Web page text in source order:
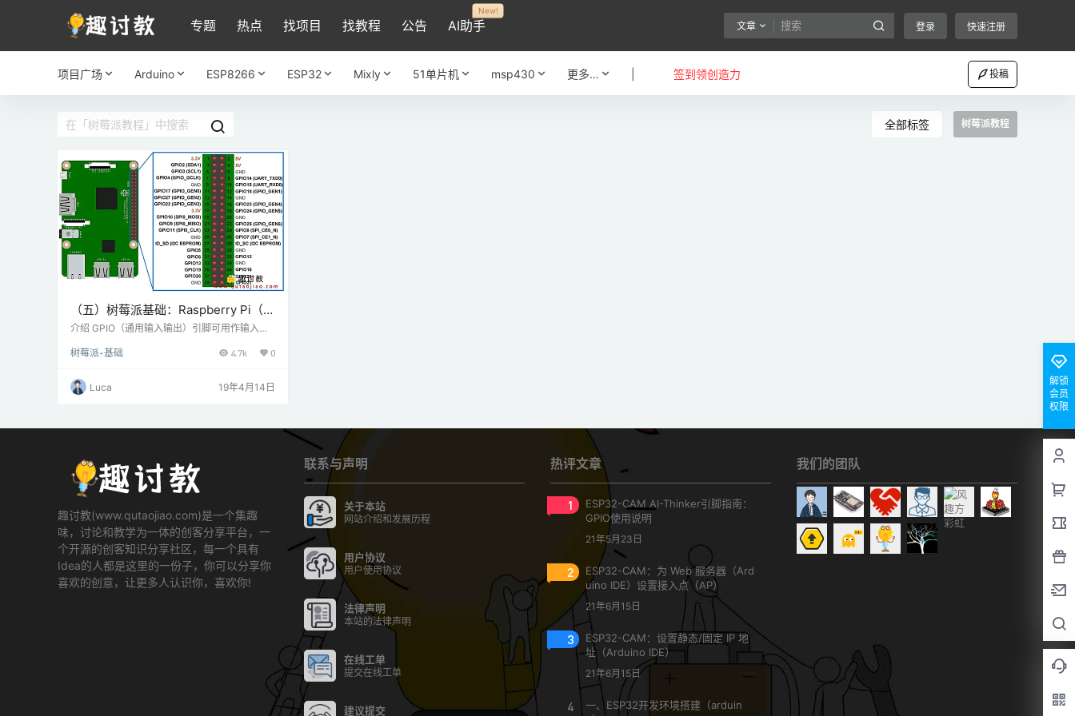
专题 热点 找项目 找教程 公告 AI助手
New!
文章 登录 快速注册
项目广场 Arduino ESP8266 ESP32 Mixly 51单片机 msp430 更多… 签到领创造力 投稿
全部标签 树莓派教程
（五）树莓派基础：Raspberry Pi（树
莓派） GPIO访问
介绍 GPIO（通用输入输出）引脚可用作输入或
pberry pi B3型号在板上有26个GPIO引脚。 Ras
备。 这些引脚是Pi与外界之间的物理接口。 我
们可以根据需要对这些引脚进行编程，以便与外
配…
树莓派-基础 4.7k 0
Luca 19年4月14日
解锁
会员
权限
趣讨教(www.qutaojiao.com)是一个集趣
味，讨论和教学为一体的创客分享平台，一
个开源的创客知识分享社区，每一个具有
Idea的人都是这里的一份子，你可以分享你
喜欢的创意，让更多人认识你，喜欢你!
联系与声明
关于本站
网站介绍和发展历程
用户协议
用户使用协议
法律声明
本站的法律声明
在线工单
提交在线工单
建议提交
热评文章
1
ESP32-CAM AI-Thinker引脚指南：
GPIO使用说明
21年5月23日
2
ESP32-CAM：为 Web 服务器（Ard
uino IDE）设置接入点（AP）
21年6月15日
3
ESP32-CAM：设置静态/固定 IP 地
址（Arduino IDE）
21年6月15日
4
一、ESP32开发环境搭建（arduin
我们的团队